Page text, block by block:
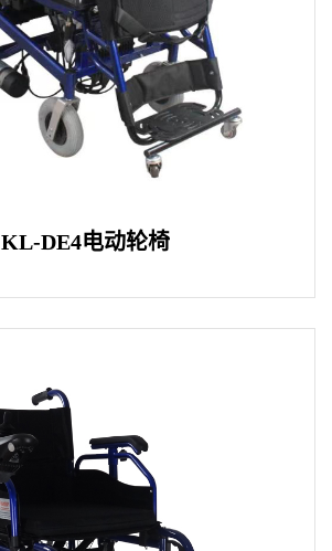
KL-DE4电动轮椅